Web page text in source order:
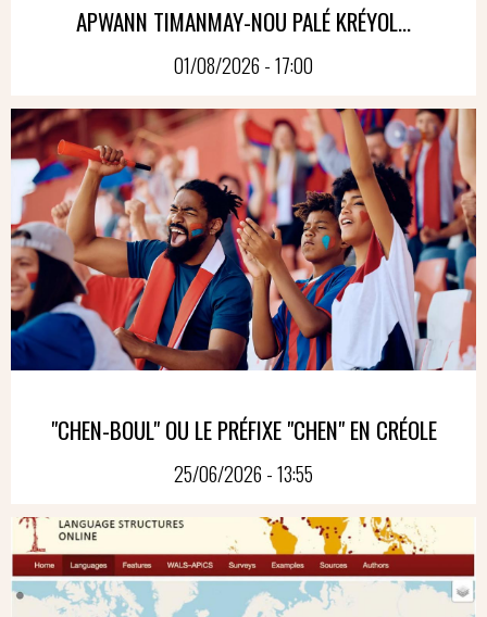
APWANN TIMANMAY-NOU PALÉ KRÉYOL...
01/08/2026 - 17:00
"CHEN-BOUL" OU LE PRÉFIXE "CHEN" EN CRÉOLE
25/06/2026 - 13:55